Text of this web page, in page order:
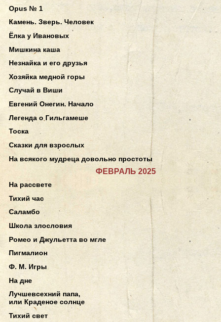
Opus № 1
Камень. Зверь. Человек
Ёлка у Ивановых
Мишкина каша
Незнайка и его друзья
Хозяйка медной горы
Случай в Виши
Евгений Онегин. Начало
Легенда о Гильгамеше
Тоска
Сказки для взрослых
На всякого мудреца довольно простоты
ФЕВРАЛЬ 2025
На рассвете
Тихий час
Саламбо
Школа злословия
Ромео и Джульетта во мгле
Пигмалион
Ф. М. Игры
На дне
Лучшевсехний папа,
или Краденое солнце
Тихий свет